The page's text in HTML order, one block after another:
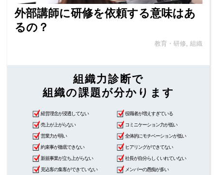
外部講師に研修を依頼する意味はあ
るの？
教育・研修 組織
組織力診断で
組織の課題が分かります
経営理念が浸透してない
売上が上がらない
営業力が弱い
約束事が徹底できない
新規事業が立ち上がらない
見込客の集客ができていない
役職者が増えすぎている
コミニケーション力が低い
全体的にモチベーションが低い
ヒアリングができてない
社長が自分らしくいれていない
メンバーの愚痴が多い